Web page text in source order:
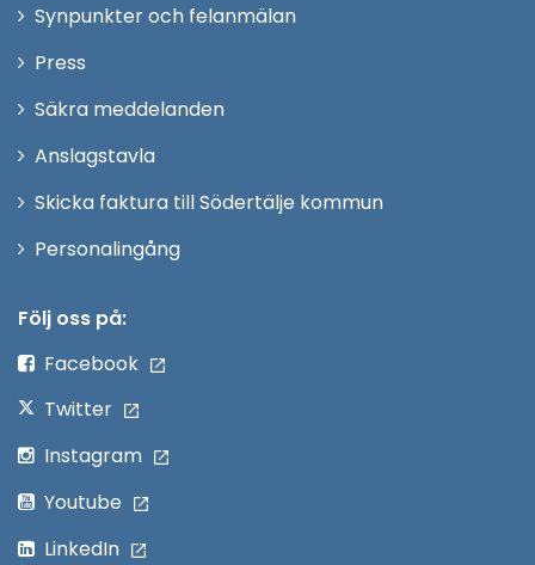
Synpunkter och felanmälan
Press
fönster
Säkra meddelanden
Anslagstavla
Skicka faktura till Södertälje kommun
PersonalingångÖppna
Följ oss på:
Facebook
Twitter
Instagram
Youtube
LinkedIn